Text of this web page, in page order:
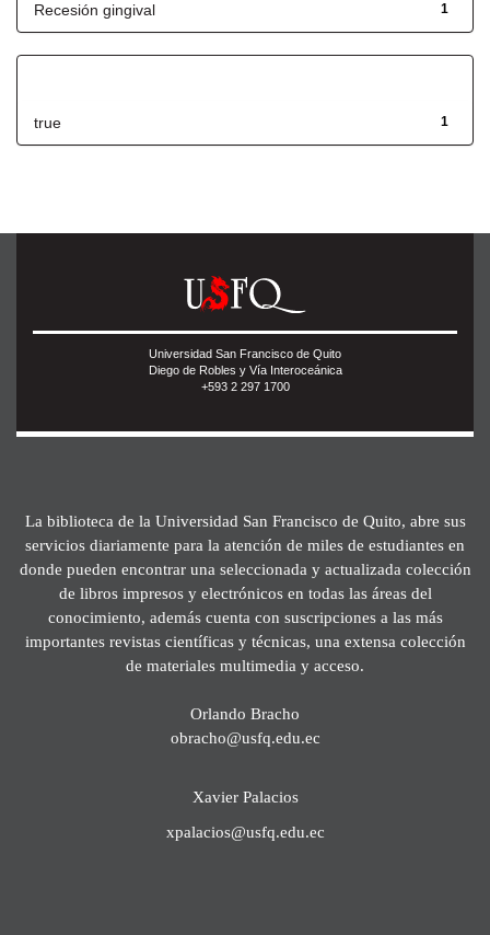
1
Recesión gingival
1
true
Universidad San Francisco de Quito
Diego de Robles y Vía Interoceánica
+593 2 297 1700
La biblioteca de la Universidad San Francisco de Quito, abre sus
servicios diariamente para la atención de miles de estudiantes en
donde pueden encontrar una seleccionada y actualizada colección
de libros impresos y electrónicos en todas las áreas del
conocimiento, además cuenta con suscripciones a las más
importantes revistas científicas y técnicas, una extensa colección
de materiales multimedia y acceso.
Orlando Bracho
obracho@usfq.edu.ec
Xavier Palacios
xpalacios@usfq.edu.ec